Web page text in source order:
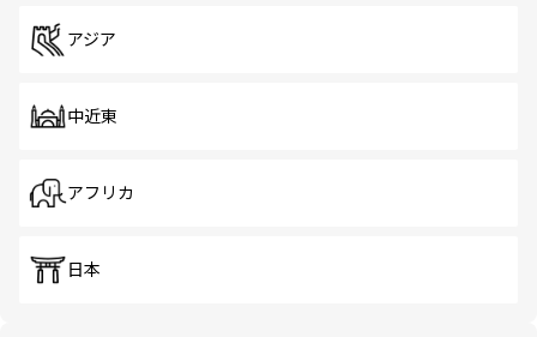
アジア
中近東
アフリカ
日本